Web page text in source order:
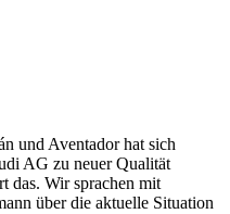
und Aventador hat sich
AG zu neuer Qualität
das. Wir sprachen mit
über die aktuelle Situation